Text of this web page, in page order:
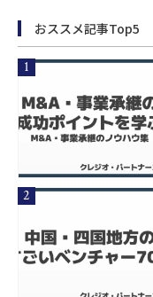
おススメ記事Top5